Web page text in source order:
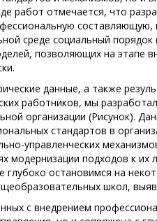
работ отмечается, что
среде социальный
позволяющих на этапе
данные, а также
работников, мы
организации (Рисунок).
стандартов в
управленческих
модернизации подходов к
глубоко остановимся на
школ,
с внедрением